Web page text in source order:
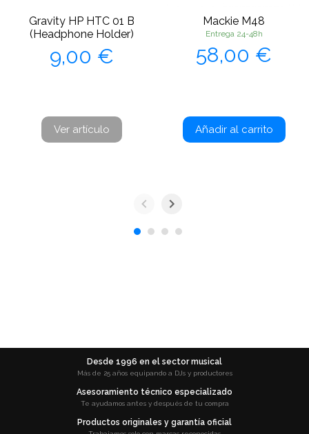
Gravity HP HTC 01 B
(Headphone Holder)
Precio
9,00 €
Ver artículo
Mackie M48
Entrega 24-48h
Precio
58,00 €
Añadir al carrito
Desde 1996 en el sector musical
Más de 25 años equipando a DJs y productores
Asesoramiento técnico especializado
Te ayudamos antes y después de tu compra
Productos originales y garantía oficial